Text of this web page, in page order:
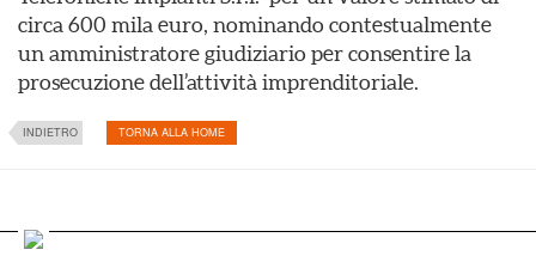
circa 600 mila euro, nominando contestualmente
un amministratore giudiziario per consentire la
prosecuzione dell’attività imprenditoriale.
INDIETRO TORNA ALLA HOME